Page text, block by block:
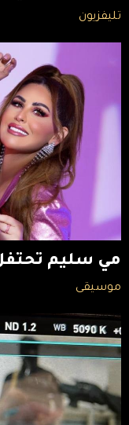
تليفزيون
مي سليم تحتفل
موسيقى